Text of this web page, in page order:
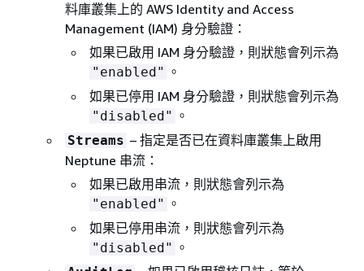
料庫叢集上的 AWS Identity and Access
Management (IAM) 身分驗證：
如果已啟用 IAM 身分驗證，則狀態會列示為
"enabled" 。
如果已停用 IAM 身分驗證，則狀態會列示為
"disabled" 。
Streams – 指定是否已在資料庫叢集上啟用
Neptune 串流：
如果已啟用串流，則狀態會列示為
"enabled" 。
如果已停用串流，則狀態會列示為
"disabled" 。